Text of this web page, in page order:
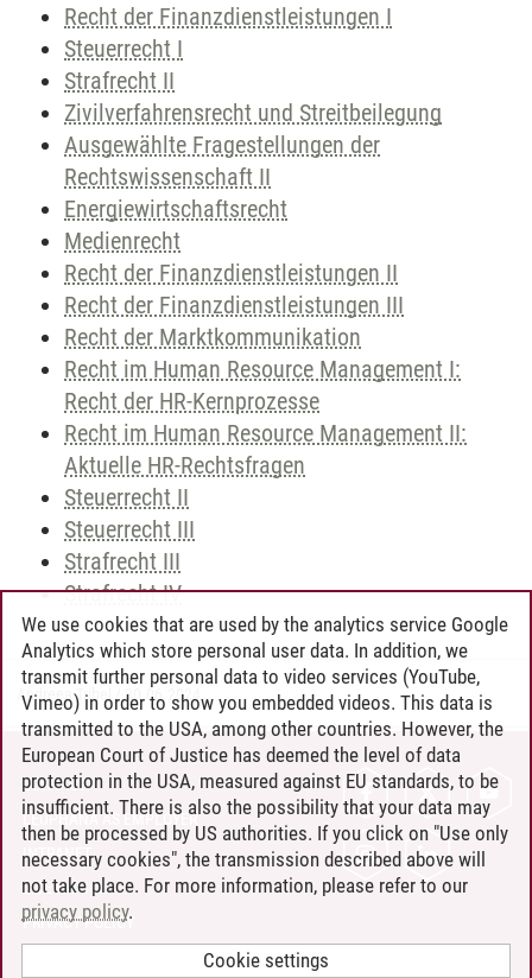
Recht der Finanzdienstleistungen I
Steuerrecht I
Strafrecht II
Zivilverfahrensrecht und Streitbeilegung
Ausgewählte Fragestellungen der
Rechtswissenschaft II
Energiewirtschaftsrecht
Medienrecht
Recht der Finanzdienstleistungen II
Recht der Finanzdienstleistungen III
Recht der Marktkommunikation
Recht im Human Resource Management I:
Recht der HR-Kernprozesse
Recht im Human Resource Management II:
Aktuelle HR-Rechtsfragen
Steuerrecht II
Steuerrecht III
Strafrecht III
Strafrecht IV
Andreea Tribel 30.06.2024
CONTACT
LEUPHANA AS EMPLOYER
INTRANET
SITE NOTICE
PRIVACY POLICY
We use cookies that are used by the analytics service Google
Analytics which store personal user data. In addition, we
transmit further personal data to video services (YouTube,
Vimeo) in order to show you embedded videos. This data is
transmitted to the USA, among other countries. However, the
European Court of Justice has deemed the level of data
protection in the USA, measured against EU standards, to be
insufficient. There is also the possibility that your data may
then be processed by US authorities. If you click on "Use only
necessary cookies", the transmission described above will
not take place. For more information, please refer to our
privacy policy.
Cookie settings